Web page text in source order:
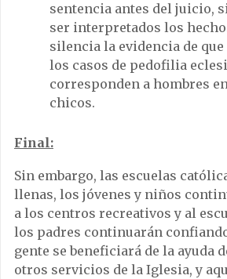
sentencia antes del juicio,
ser interpretados los
silencia la evidencia de que
los casos de pedofilia
corresponden a hombres
chicos.
Final:
Sin embargo, las escuelas
llenas, los jóvenes y niños
a los centros recreativos y al
los padres continuarán
gente se beneficiará de la ayuda
otros servicios de la Iglesia, y